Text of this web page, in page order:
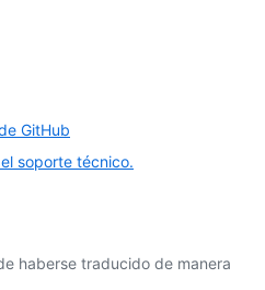
GitHub
soporte técnico.
haberse traducido de manera